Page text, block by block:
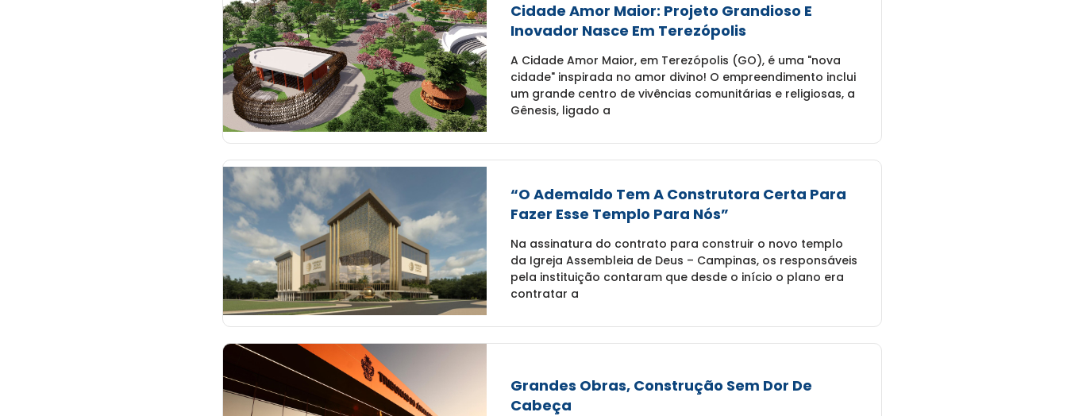
Cidade Amor Maior: Projeto Grandioso E
Inovador Nasce Em Terezópolis
A Cidade Amor Maior, em Terezópolis (GO), é uma "nova
cidade" inspirada no amor divino! O empreendimento inclui
um grande centro de vivências comunitárias e religiosas, a
Gênesis, ligado a
“O Ademaldo Tem A Construtora Certa Para
Fazer Esse Templo Para Nós”
Na assinatura do contrato para construir o novo templo
da Igreja Assembleia de Deus – Campinas, os responsáveis
pela instituição contaram que desde o início o plano era
contratar a
Grandes Obras, Construção Sem Dor De
Cabeça